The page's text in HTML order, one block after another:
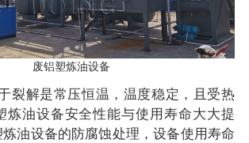
废铝塑炼油设备
裂解是常压恒温，温度稳定，且受热
炼油设备安全性能与使用寿命大大提
油设备的防腐蚀处理，设备使用寿命